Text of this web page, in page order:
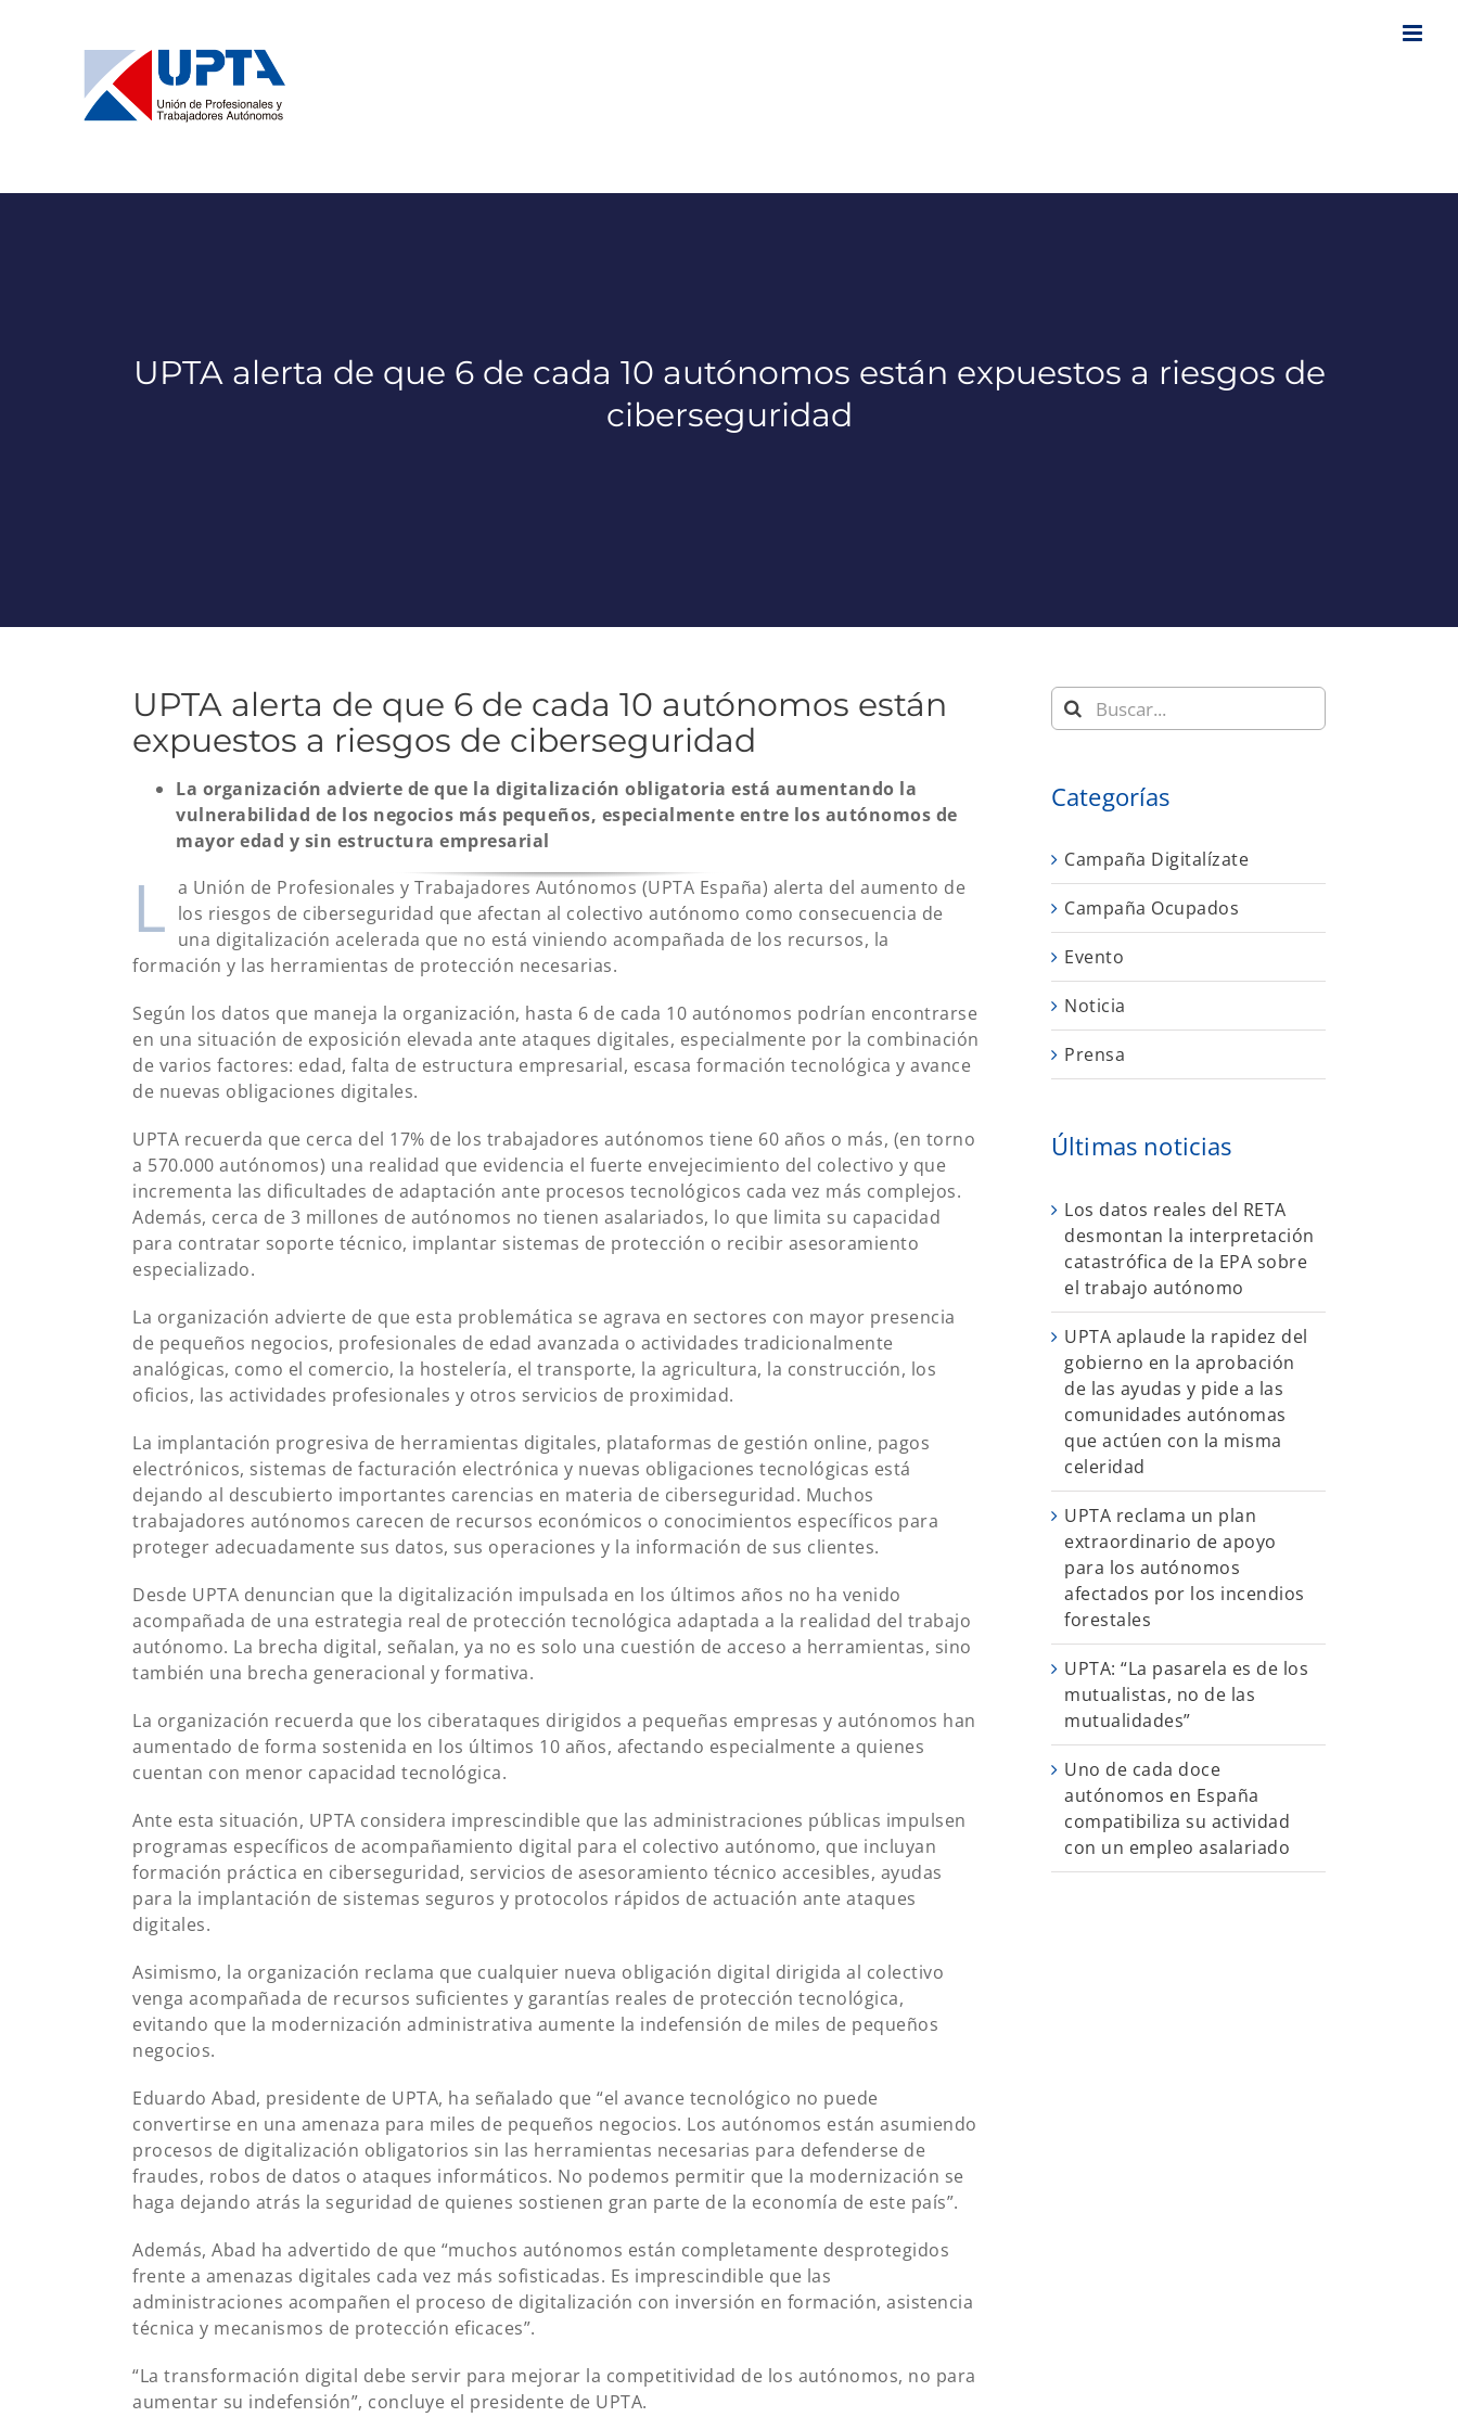
UPTA alerta de que 6 de cada 10 autónomos están expuestos a riesgos de
ciberseguridad
UPTA alerta de que 6 de cada 10 autónomos están
expuestos a riesgos de ciberseguridad
La organización advierte de que la digitalización obligatoria está aumentando la
vulnerabilidad de los negocios más pequeños, especialmente entre los autónomos de
mayor edad y sin estructura empresarial
L a Unión de Profesionales y Trabajadores Autónomos (UPTA España) alerta del aumento de
los riesgos de ciberseguridad que afectan al colectivo autónomo como consecuencia de
una digitalización acelerada que no está viniendo acompañada de los recursos, la
formación y las herramientas de protección necesarias.
Según los datos que maneja la organización, hasta 6 de cada 10 autónomos podrían encontrarse
en una situación de exposición elevada ante ataques digitales, especialmente por la combinación
de varios factores: edad, falta de estructura empresarial, escasa formación tecnológica y avance
de nuevas obligaciones digitales.
UPTA recuerda que cerca del 17% de los trabajadores autónomos tiene 60 años o más, (en torno
a 570.000 autónomos) una realidad que evidencia el fuerte envejecimiento del colectivo y que
incrementa las dificultades de adaptación ante procesos tecnológicos cada vez más complejos.
Además, cerca de 3 millones de autónomos no tienen asalariados, lo que limita su capacidad
para contratar soporte técnico, implantar sistemas de protección o recibir asesoramiento
especializado.
La organización advierte de que esta problemática se agrava en sectores con mayor presencia
de pequeños negocios, profesionales de edad avanzada o actividades tradicionalmente
analógicas, como el comercio, la hostelería, el transporte, la agricultura, la construcción, los
oficios, las actividades profesionales y otros servicios de proximidad.
La implantación progresiva de herramientas digitales, plataformas de gestión online, pagos
electrónicos, sistemas de facturación electrónica y nuevas obligaciones tecnológicas está
dejando al descubierto importantes carencias en materia de ciberseguridad. Muchos
trabajadores autónomos carecen de recursos económicos o conocimientos específicos para
proteger adecuadamente sus datos, sus operaciones y la información de sus clientes.
Desde UPTA denuncian que la digitalización impulsada en los últimos años no ha venido
acompañada de una estrategia real de protección tecnológica adaptada a la realidad del trabajo
autónomo. La brecha digital, señalan, ya no es solo una cuestión de acceso a herramientas, sino
también una brecha generacional y formativa.
La organización recuerda que los ciberataques dirigidos a pequeñas empresas y autónomos han
aumentado de forma sostenida en los últimos 10 años, afectando especialmente a quienes
cuentan con menor capacidad tecnológica.
Ante esta situación, UPTA considera imprescindible que las administraciones públicas impulsen
programas específicos de acompañamiento digital para el colectivo autónomo, que incluyan
formación práctica en ciberseguridad, servicios de asesoramiento técnico accesibles, ayudas
para la implantación de sistemas seguros y protocolos rápidos de actuación ante ataques
digitales.
Asimismo, la organización reclama que cualquier nueva obligación digital dirigida al colectivo
venga acompañada de recursos suficientes y garantías reales de protección tecnológica,
evitando que la modernización administrativa aumente la indefensión de miles de pequeños
negocios.
Eduardo Abad, presidente de UPTA, ha señalado que “el avance tecnológico no puede
convertirse en una amenaza para miles de pequeños negocios. Los autónomos están asumiendo
procesos de digitalización obligatorios sin las herramientas necesarias para defenderse de
fraudes, robos de datos o ataques informáticos. No podemos permitir que la modernización se
haga dejando atrás la seguridad de quienes sostienen gran parte de la economía de este país”.
Además, Abad ha advertido de que “muchos autónomos están completamente desprotegidos
frente a amenazas digitales cada vez más sofisticadas. Es imprescindible que las
administraciones acompañen el proceso de digitalización con inversión en formación, asistencia
técnica y mecanismos de protección eficaces”.
“La transformación digital debe servir para mejorar la competitividad de los autónomos, no para
aumentar su indefensión”, concluye el presidente de UPTA.
Buscar:
Categorías
Campaña Digitalízate
Campaña Ocupados
Evento
Noticia
Prensa
Últimas noticias
Los datos reales del RETA
desmontan la interpretación
catastrófica de la EPA sobre
el trabajo autónomo
UPTA aplaude la rapidez del
gobierno en la aprobación
de las ayudas y pide a las
comunidades autónomas
que actúen con la misma
celeridad
UPTA reclama un plan
extraordinario de apoyo
para los autónomos
afectados por los incendios
forestales
UPTA: “La pasarela es de los
mutualistas, no de las
mutualidades”
Uno de cada doce
autónomos en España
compatibiliza su actividad
con un empleo asalariado